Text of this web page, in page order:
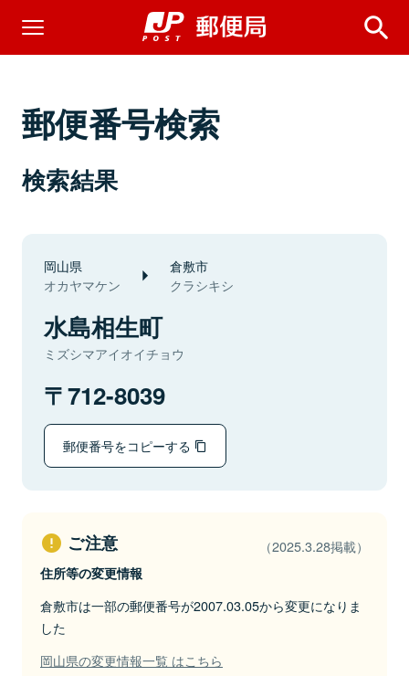
郵便番号検索
検索結果
岡山県
オカヤマケン
倉敷市
クラシキシ
水島相生町
ミズシマアイオイチョウ
712-8039
郵便番号をコピーする
ご注意 （2025.3.28掲載）
住所等の変更情報
倉敷市は一部の郵便番号が2007.03.05から変更になりま
した
岡山県の変更情報一覧 はこちら